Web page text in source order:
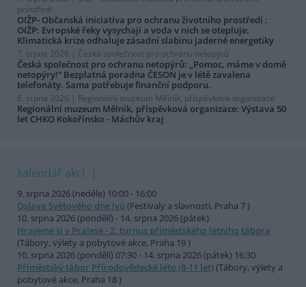
prostředí
OIŽP- Občanská iniciativa pro ochranu životního prostředí :
OIŽP: Evropské řeky vysychají a voda v nich se otepluje:
Klimatická krize odhaluje zásadní slabinu jaderné energetiky
7. srpna 2026 | Česká společnost pro ochranu netopýrů
Česká společnost pro ochranu netopýrů: „Pomoc, máme v domě
netopýry!“ Bezplatná poradna ČESON je v létě zavalena
telefonáty. Sama potřebuje finanční podporu.
6. srpna 2026 | Regionální muzeum Mělník, příspěvková organizace
Regionální muzeum Mělník, příspěvková organizace: Výstava 50
let CHKO Kokořínsko - Máchův kraj
kalendář akcí
9. srpna 2026 (neděle) 10:00 - 16:00
Oslava Světového dne lvů (Festivaly a slavnosti, Praha 7 )
10. srpna 2026 (pondělí) - 14. srpna 2026 (pátek)
Hrajeme si v Pralese - 2. turnus příměstského letního tábora
(Tábory, výlety a pobytové akce, Praha 19 )
10. srpna 2026 (pondělí) 07:30 - 14. srpna 2026 (pátek) 16:30
Příměstský tábor Přírodovědecké léto (8-11 let)(Tábory, výlety a
pobytové akce, Praha 18 )